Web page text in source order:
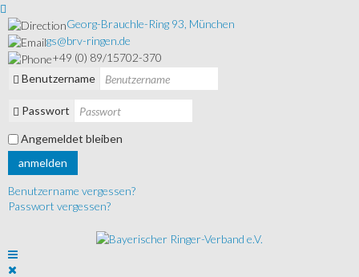
Georg-Brauchle-Ring 93, München
gs@brv-ringen.de
+49 (0) 89/15702-370
Benutzername
Passwort
Angemeldet bleiben
anmelden
Benutzername vergessen?
Passwort vergessen?